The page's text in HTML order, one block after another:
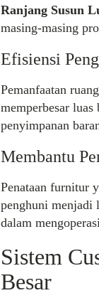
Ranjang Susun
masing-masing
Efisiensi
Pemanfaatan
memperbesar
penyimpanan
Membantu
Penataan furnitur
penghuni menjadi
dalam
Sistem
Besar